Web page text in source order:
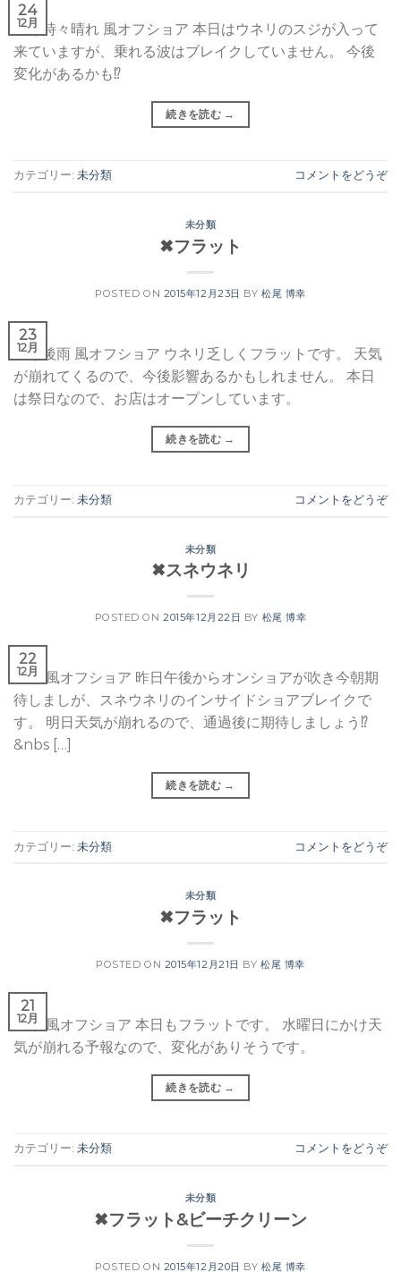
24
12月
曇り時々晴れ 風オフショア 本日はウネリのスジが入って
来ていますが、乗れる波はブレイクしていません。 今後
変化があるかも⁉︎
続きを読む →
カテゴリー: 未分類 コメントをどうぞ
未分類
✖︎フラット
POSTED ON 2015年12月23日 BY松尾 博幸
23
12月
曇り後雨 風オフショア ウネリ乏しくフラットです。 天気
が崩れてくるので、今後影響あるかもしれません。 本日
は祭日なので、お店はオープンしています。
続きを読む →
カテゴリー: 未分類 コメントをどうぞ
未分類
✖︎スネウネリ
POSTED ON2015年12月22日 BY 松尾 博幸
22
12月
晴れ 風オフショア 昨日午後からオンショアが吹き今朝期
待しましが、スネウネリのインサイドショアブレイクで
す。 明日天気が崩れるので、通過後に期待しましょう⁉︎
&nbs […]
続きを読む →
カテゴリー: 未分類 コメントをどうぞ
未分類
✖︎フラット
POSTED ON 2015年12月21日 BY松尾 博幸
21
12月
曇り 風オフショア 本日もフラットです。 水曜日にかけ天
気が崩れる予報なので、変化がありそうです。
続きを読む →
カテゴリー: 未分類 コメントをどうぞ
未分類
✖︎フラット&ビーチクリーン
POSTED ON 2015年12月20日 BY松尾 博幸